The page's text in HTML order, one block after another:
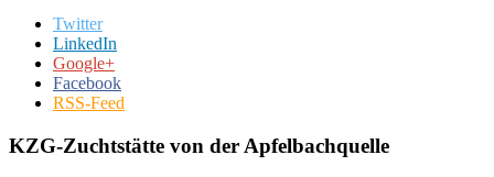
Twitter
LinkedIn
Google+
Facebook
RSS-Feed
KZG-Zuchtstätte von der Apfelbachquelle